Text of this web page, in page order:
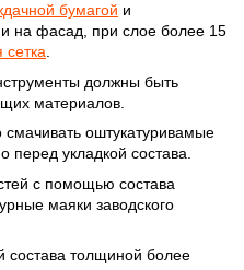
бумагой и
на фасад, при слое более 15
сетка.
должны быть
материалов.
оштукатуривамые
перед укладкой состава.
с по­мо­щью состава
маяки заводского
состава толщиной более